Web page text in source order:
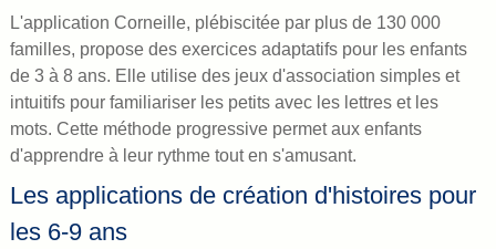
L'application Corneille, plébiscitée par plus de 130 000
familles, propose des exercices adaptatifs pour les enfants
de 3 à 8 ans. Elle utilise des jeux d'association simples et
intuitifs pour familiariser les petits avec les lettres et les
mots. Cette méthode progressive permet aux enfants
d'apprendre à leur rythme tout en s'amusant.
Les applications de création d'histoires pour
les 6-9 ans